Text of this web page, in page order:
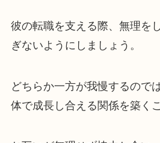
彼の転職を支える際、無理を
ぎないようにしましょう。
どちらか一方が我慢するので
体で成長し合える関係を築く